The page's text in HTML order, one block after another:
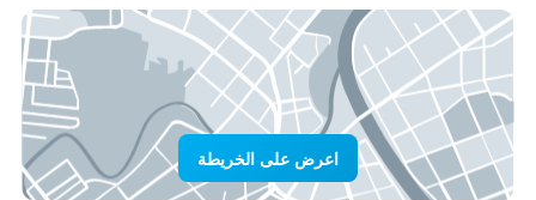
اعرض على الخريطة